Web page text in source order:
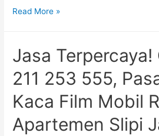
Spesial!
1125
Pasang
Stiker
Film
Read More »
Jasa
211 253 555,
Kaca Film Mobil
Apartemen Slipi